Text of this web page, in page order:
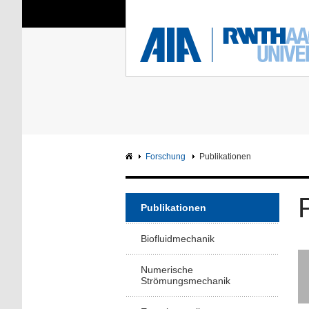
Sie sind hier: Aerodynamisches
RWTH
Forschung Publikationen
Publikationen
Biofluidmechanik
Numerische
Strömungsmechanik